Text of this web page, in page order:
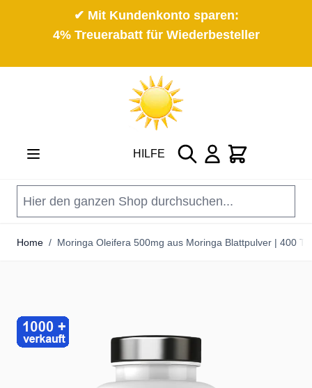
✔ Mit Kundenkonto sparen:
4% Treuerabatt für Wiederbesteller
HILFE Suche Cart
Home / Moringa Oleifera 500mg aus Moringa Blattpulver | 400